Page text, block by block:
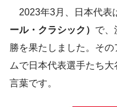
2023年3月、日本代表
ール・クラシック） で、
勝を果たしました。そ
ムで日本代表選手たち
言葉です。